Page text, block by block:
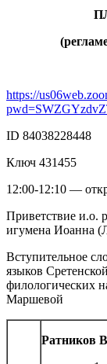
https://
ID 84038228448
Ключ 431455
12:00-12:10 —
Приветствие и.о.
игумена Иоанна
Вступительное
языков
филологических
Маршевой
Ратников